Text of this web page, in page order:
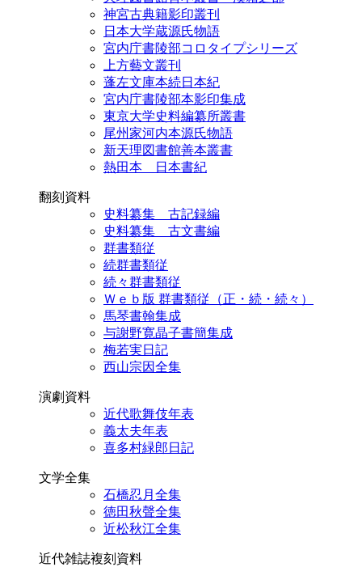
神宮古典籍影印叢刊
日本大学蔵源氏物語
宮内庁書陵部コロタイプシリーズ
上方藝文叢刊
蓬左文庫本続日本紀
宮内庁書陵部本影印集成
東京大学史料編纂所叢書
尾州家河内本源氏物語
新天理図書館善本叢書
熱田本 日本書紀
翻刻資料
史料纂集 古記録編
史料纂集 古文書編
群書類従
続群書類従
続々群書類従
Ｗｅｂ版 群書類従（正・続・続々）
馬琴書翰集成
与謝野寛晶子書簡集成
梅若実日記
西山宗因全集
演劇資料
近代歌舞伎年表
義太夫年表
喜多村緑郎日記
文学全集
石橋忍月全集
徳田秋聲全集
近松秋江全集
近代雑誌複刻資料